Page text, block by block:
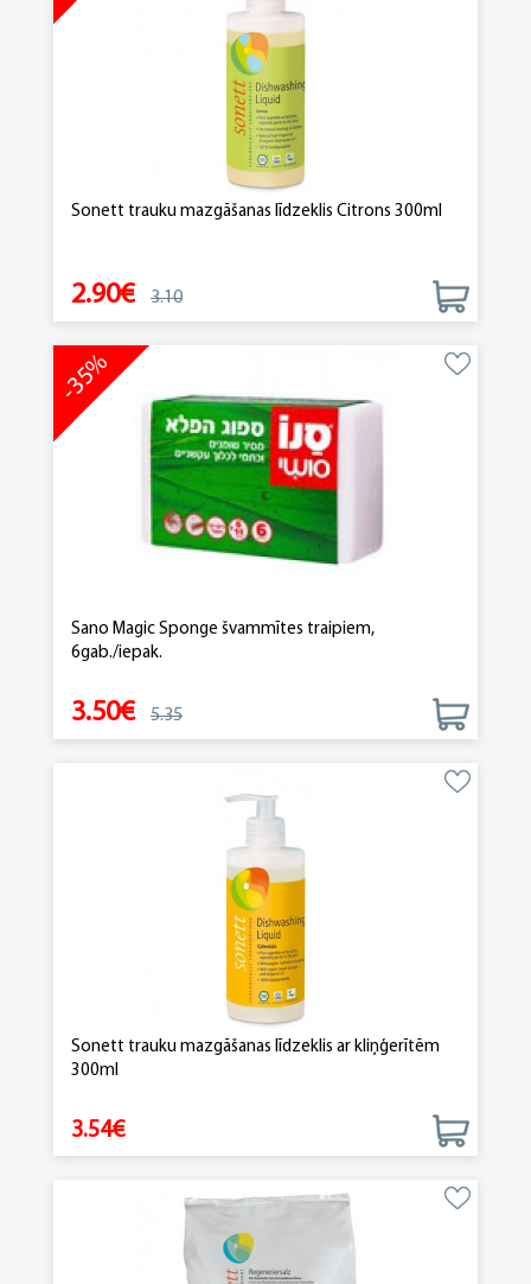
Sonett trauku mazgāšanas līdzeklis Citrons 300ml
2.90€ 3.10
Sano Magic Sponge švammītes traipiem,
6gab./iepak.
-35%
3.50€ 5.35
Sonett trauku mazgāšanas līdzeklis ar kliņģerītēm
300ml
3.54€